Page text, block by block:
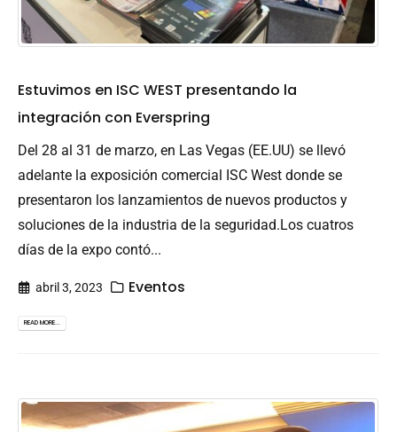
Estuvimos en ISC WEST presentando la
integración con Everspring
Del 28 al 31 de marzo, en Las Vegas (EE.UU) se llevó
adelante la exposición comercial ISC West donde se
presentaron los lanzamientos de nuevos productos y
soluciones de la industria de la seguridad.Los cuatros
días de la expo contó...
abril 3, 2023 Eventos
READ MORE...